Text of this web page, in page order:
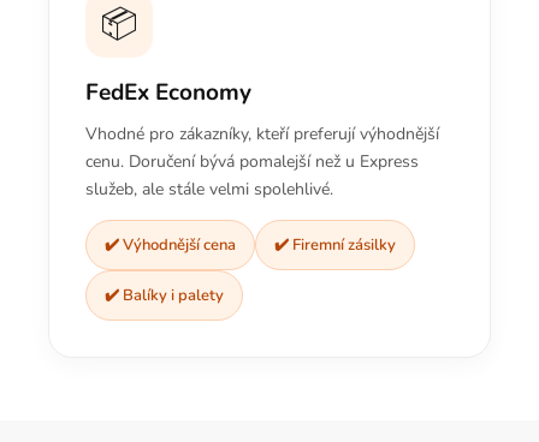
📦
FedEx Economy
Vhodné pro zákazníky, kteří preferují výhodnější
cenu. Doručení bývá pomalejší než u Express
služeb, ale stále velmi spolehlivé.
✔️ Výhodnější cena ✔️ Firemní zásilky
✔️ Balíky i palety